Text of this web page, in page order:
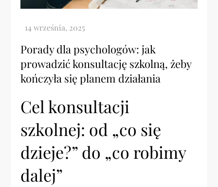
Porady dla psychologów: jak
prowadzić konsultację szkolną, żeby
kończyła się planem działania
Cel konsultacji
szkolnej: od „co się
dzieje?” do „co robimy
dalej”